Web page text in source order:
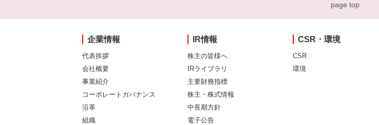
page top
企業情報
代表挨拶
会社概要
事業紹介
コーポレートガバナンス
沿革
組織
IR情報
株主の皆様へ
IRライブラリ
主要財務指標
株主・株式情報
中長期方針
電子公告
CSR・環境
CSR
環境